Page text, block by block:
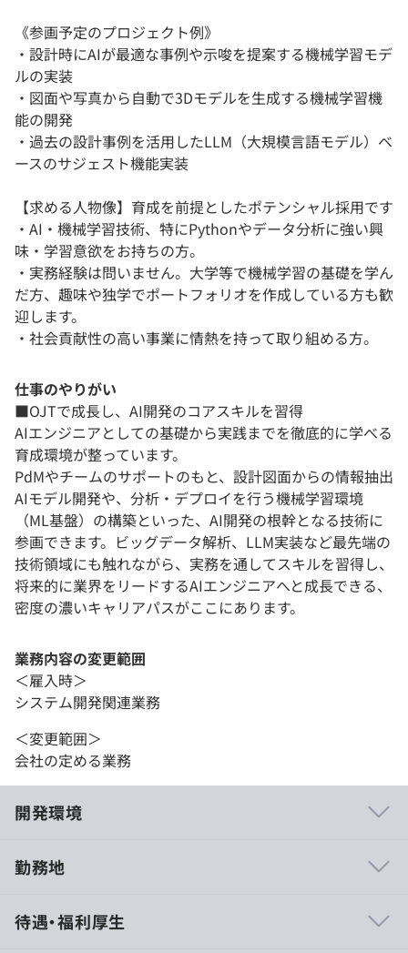
《参画予定のプロジェクト例》
・設計時にAIが最適な事例や示唆を提案する機械学習モデ
ルの実装
・図面や写真から自動で3Dモデルを生成する機械学習機
能の開発
・過去の設計事例を活用したLLM（大規模言語モデル）ベ
ースのサジェスト機能実装
【求める人物像】育成を前提としたポテンシャル採用です
・AI・機械学習技術、特にPythonやデータ分析に強い興
味・学習意欲をお持ちの方。
・実務経験は問いません。大学等で機械学習の基礎を学ん
だ方、趣味や独学でポートフォリオを作成している方も歓
迎します。
・社会貢献性の高い事業に情熱を持って取り組める方。
仕事のやりがい
■OJTで成長し、AI開発のコアスキルを習得
AIエンジニアとしての基礎から実践までを徹底的に学べる
育成環境が整っています。
PdMやチームのサポートのもと、設計図面からの情報抽出
AIモデル開発や、分析・デプロイを行う機械学習環境
（ML基盤）の構築といった、AI開発の根幹となる技術に
参画できます。ビッグデータ解析、LLM実装など最先端の
技術領域にも触れながら、実務を通してスキルを習得し、
将来的に業界をリードするAIエンジニアへと成長できる、
密度の濃いキャリアパスがここにあります。
業務内容の変更範囲
＜雇入時＞
システム開発関連業務
＜変更範囲＞
会社の定める業務
開発環境
き方を実現できます。
勤務地
待遇・福利厚生